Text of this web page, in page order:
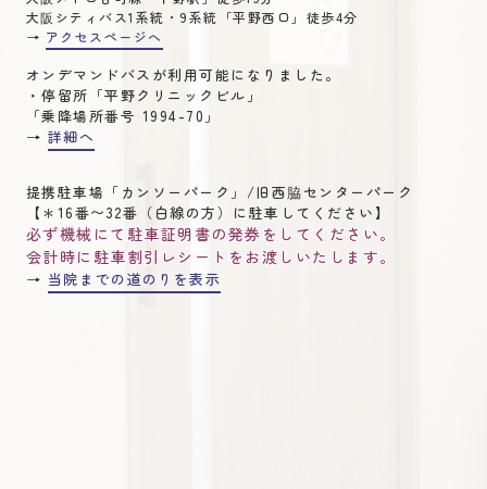
大阪シティバス1系統・9系統「平野西口」徒歩4分
→ アクセスページへ
オンデマンドバスが利用可能になりました。
・停留所「平野クリニックビル」
「乗降場所番号 1994-70」
→ 詳細へ
提携駐車場「カンソーパーク」/旧西脇センターパーク
【＊16番〜32番（白線の方）に駐車してください】
必ず機械にて駐車証明書の発券をしてください。
会計時に駐車割引レシートをお渡しいたします。
→ 当院までの道のりを表示